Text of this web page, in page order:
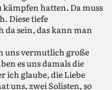
hatten. Da muss
Diese tiefe
da sein, das kann man
uns vermutlich große
es uns damals die
ich glaube, die Liebe
uns, zwei Solisten, so